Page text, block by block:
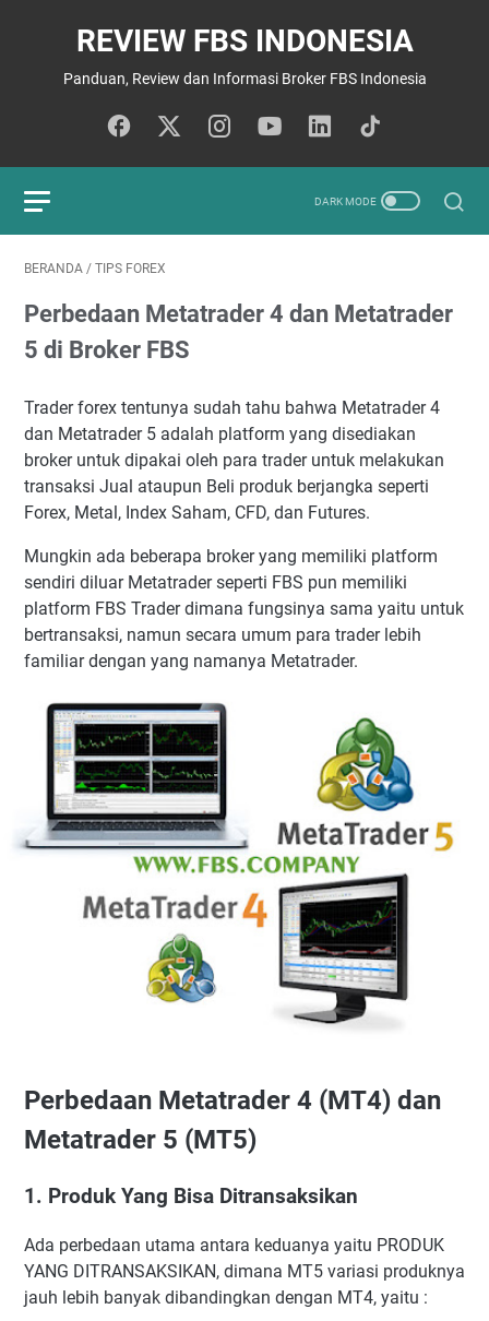
REVIEW FBS INDONESIA
Panduan, Review dan Informasi Broker FBS Indonesia
BERANDA / TIPS FOREX
Perbedaan Metatrader 4 dan Metatrader
5 di Broker FBS
Trader forex tentunya sudah tahu bahwa Metatrader 4
dan Metatrader 5 adalah platform yang disediakan
broker untuk dipakai oleh para trader untuk melakukan
transaksi Jual ataupun Beli produk berjangka seperti
Forex, Metal, Index Saham, CFD, dan Futures.
Mungkin ada beberapa broker yang memiliki platform
sendiri diluar Metatrader seperti FBS pun memiliki
platform FBS Trader dimana fungsinya sama yaitu untuk
bertransaksi, namun secara umum para trader lebih
familiar dengan yang namanya Metatrader.
Perbedaan Metatrader 4 (MT4) dan
Metatrader 5 (MT5)
1. Produk Yang Bisa Ditransaksikan
Ada perbedaan utama antara keduanya yaitu PRODUK
YANG DITRANSAKSIKAN, dimana MT5 variasi produknya
jauh lebih banyak dibandingkan dengan MT4, yaitu :